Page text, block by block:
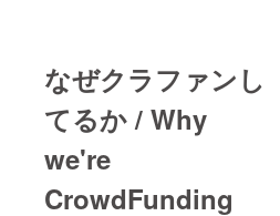
なぜクラファンし
てるか / Why
we're
CrowdFunding